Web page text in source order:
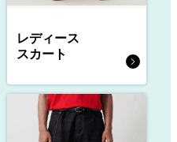
レディース
スカート